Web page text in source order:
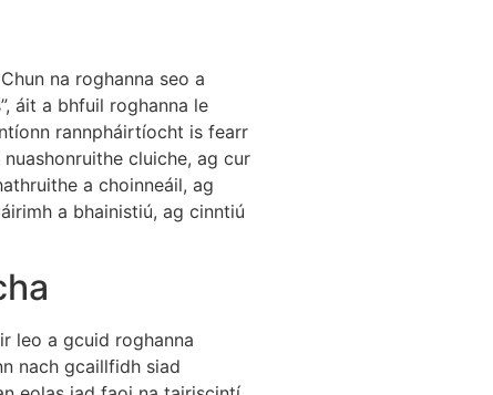
na roghanna seo a
áit a bhfuil roghanna le
rannpháirtíocht is fearr
cluiche, ag cur
a choinneáil, ag
a bhainistiú, ag cinntiú
leo a gcuid roghanna
nach gcaillfidh siad